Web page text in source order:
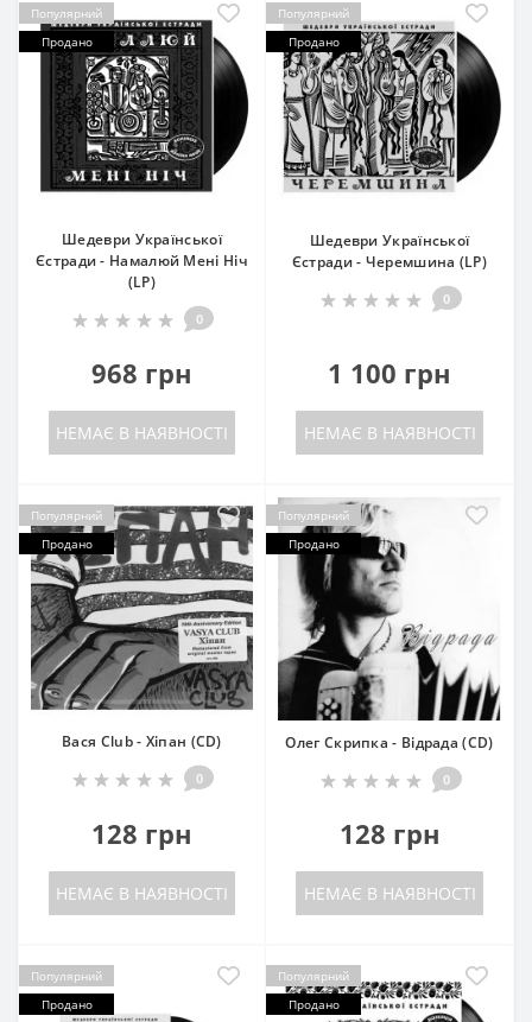
Популярний
Продано
Шедеври Української
Єстради - Намалюй Мені Ніч
(LP)
0
968 грн
НЕМАЄ В НАЯВНОСТІ
Популярний
Продано
Шедеври Української
Єстради - Черемшина (LP)
0
1 100 грн
НЕМАЄ В НАЯВНОСТІ
Популярний
Продано
Вася Club - Хіпан (CD)
0
128 грн
НЕМАЄ В НАЯВНОСТІ
Популярний
Продано
Олег Скрипка - Відрада (CD)
0
128 грн
НЕМАЄ В НАЯВНОСТІ
Популярний
Продано
Популярний
Продано